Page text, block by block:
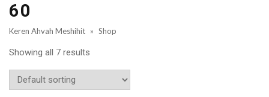
60
Keren Ahvah Meshihit » Shop
Showing all 7 results